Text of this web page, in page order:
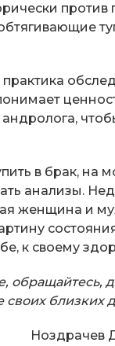
андролога,
в брак, на
анализы.
женщина и
к своему
обращайтесь,
своих близких
Ноздрачев